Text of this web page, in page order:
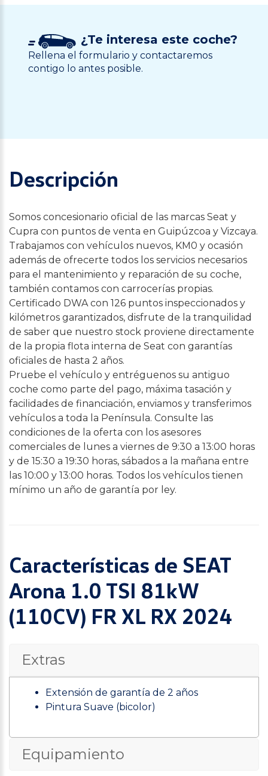
¿Te interesa este coche?
Rellena el formulario y contactaremos
contigo lo antes posible.
Descripción
Somos concesionario oficial de las marcas Seat y
Cupra con puntos de venta en Guipúzcoa y Vizcaya.
Trabajamos con vehículos nuevos, KM0 y ocasión
además de ofrecerte todos los servicios necesarios
para el mantenimiento y reparación de su coche,
también contamos con carrocerías propias.
Certificado DWA con 126 puntos inspeccionados y
kilómetros garantizados, disfrute de la tranquilidad
de saber que nuestro stock proviene directamente
de la propia flota interna de Seat con garantías
oficiales de hasta 2 años.
Pruebe el vehículo y entréguenos su antiguo
coche como parte del pago, máxima tasación y
facilidades de financiación, enviamos y transferimos
vehículos a toda la Península. Consulte las
condiciones de la oferta con los asesores
comerciales de lunes a viernes de 9:30 a 13:00 horas
y de 15:30 a 19:30 horas, sábados a la mañana entre
las 10:00 y 13:00 horas. Todos los vehículos tienen
mínimo un año de garantía por ley.
Características de SEAT
Arona 1.0 TSI 81kW
(110CV) FR XL RX 2024
Extras
Extensión de garantía de 2 años
Pintura Suave (bicolor)
Equipamiento